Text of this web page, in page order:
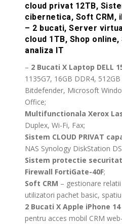
cloud privat 12TB,
cibernetica, Soft CRM,
– 2 bucati, Server
cloud 1TB, Shop
analiza IT
– 2 Bucati X Laptop DELL
1135G7, 16GB DDR4,
Bitdefender, Microsoft
Office;
Multifunctionala Xerox
Duplex, Wi-Fi, Fax;
Sistem CLOUD PRIVAT
NAS Synology DiskStation
Sistem protectie
Firewall FortiGate-40F;
Soft CRM – gestionare
utilizatori pachet basic,
2 Bucati X Apple iPhone 14
pentru acces mobil CRM